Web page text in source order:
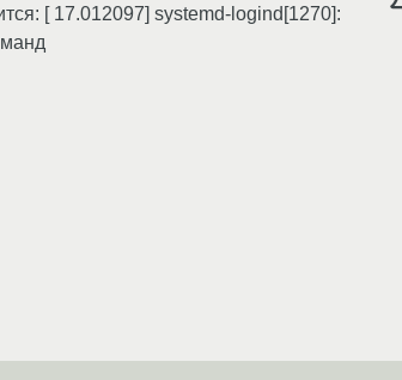
[ 17.012097] systemd-logind[1270]: